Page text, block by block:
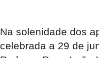
Na solenidade dos
celebrada a 29 de